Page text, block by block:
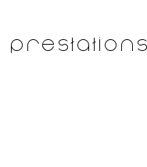
Prestations